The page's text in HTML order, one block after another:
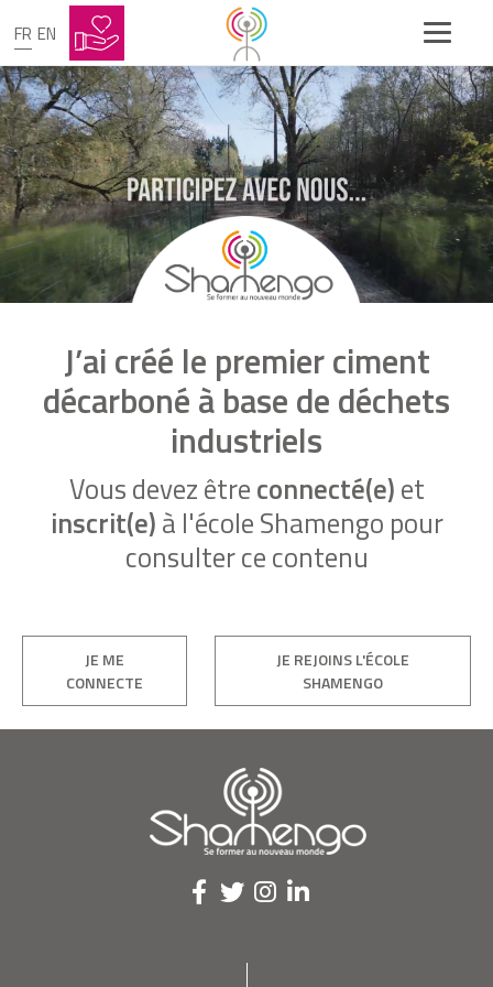
FR EN
J’ai créé le premier ciment
décarboné à base de déchets
industriels
Vous devez êtreconnecté(e)et
inscrit(e)à l'école Shamengo pour
consulter ce contenu
JE ME
CONNECTE
JE REJOINS L'ÉCOLE
SHAMENGO